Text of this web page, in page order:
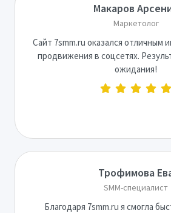
Макаров
Маркетолог
Сайт 7smm.ru оказался отличным
продвижения в соцсетях.
ожидания!
Трофимова
SMM-специалист
Благодаря 7smm.ru я смогла